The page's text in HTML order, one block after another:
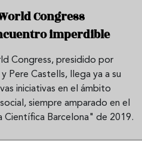
Congress
imperdible
Congress, presidido por
Pere Castells, llega ya a su
iniciativas en el ámbito
siempre amparado en el
Barcelona" de 2019.